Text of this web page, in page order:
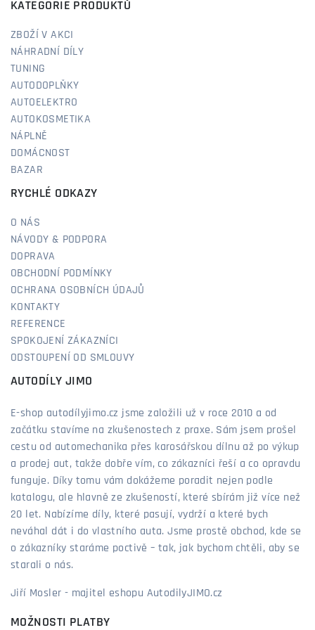
KATEGORIE PRODUKTŮ
ZBOŽÍ V AKCI
NÁHRADNÍ DÍLY
TUNING
AUTODOPLŇKY
AUTOELEKTRO
AUTOKOSMETIKA
NÁPLNĚ
DOMÁCNOST
BAZAR
RYCHLÉ ODKAZY
O NÁS
NÁVODY & PODPORA
DOPRAVA
OBCHODNÍ PODMÍNKY
OCHRANA OSOBNÍCH ÚDAJŮ
KONTAKTY
REFERENCE
SPOKOJENÍ ZÁKAZNÍCI
ODSTOUPENÍ OD SMLOUVY
AUTODÍLY JIMO
E-shop autodílyjimo.cz jsme založili už v roce 2010 a od
začátku stavíme na zkušenostech z praxe. Sám jsem prošel
cestu od automechanika přes karosářskou dílnu až po výkup
a prodej aut, takže dobře vím, co zákazníci řeší a co opravdu
funguje. Díky tomu vám dokážeme poradit nejen podle
katalogu, ale hlavně ze zkušeností, které sbírám již více než
20 let. Nabízíme díly, které pasují, vydrží a které bych
neváhal dát i do vlastního auta. Jsme prostě obchod, kde se
o zákazníky staráme poctivě – tak, jak bychom chtěli, aby se
starali o nás.
Jiří Mosler - majitel eshopu AutodilyJIMO.cz
MOŽNOSTI PLATBY